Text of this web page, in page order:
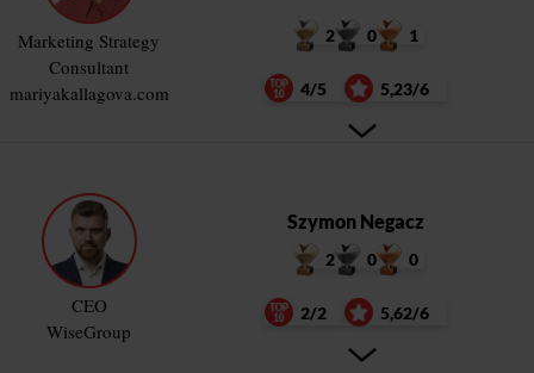
Marketing Strategy
Consultant
mariyakallagova.com
2 0 1
4/5 5,23/6
CEO
WiseGroup
Szymon Negacz
2 0 0
2/2 5,62/6